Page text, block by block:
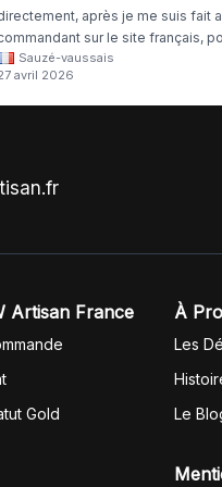
après je me suis fait
sur le site français,
était évident que les produits était
langue mais raté tout est en
Sauzé-vaussais
avril 2026
Artisan France
Gold
À
Les
Le